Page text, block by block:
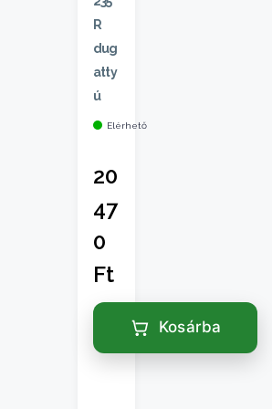
R
dug
atty
ú
Elérhető
20
47
0
Ft
Kosárba